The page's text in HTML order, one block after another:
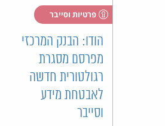
פרטיות וסייבר
הודו: הבנק המרכזי
מפרסם מסגרת
רגולטורית חדשה
לאבטחת מידע
וסייבר